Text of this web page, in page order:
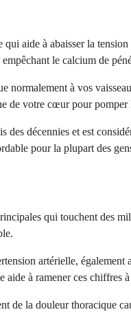
aide à abaisser la
le calcium de
normalement à vos
de votre cœur pour pomper
des décennies et est
pour la plupart des
qui touchent des
artérielle,
à ramener ces chiffres
de la douleur thoracique